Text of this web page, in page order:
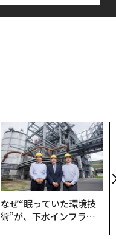
なぜ“眠っていた環境技
術”が、下水インフラを